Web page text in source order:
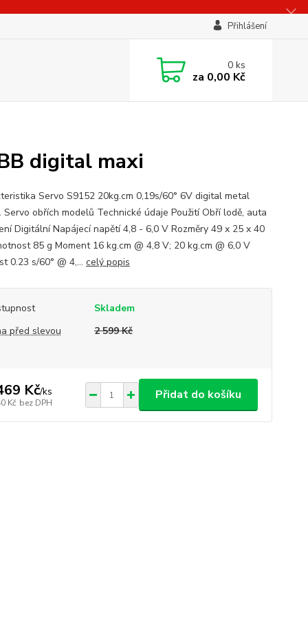
Přihlášení
0ks
za 0,00 Kč
digital maxi
Servo S9152 20kg.cm 0,19s/60° 6V digital metal
Servo obřích modelů Technické údaje Použití Obří lodě, auta
Digitální Napájecí napětí 4,8 - 6,0 V Rozměry 49 x 25 x 40
85 g Moment 16 kg.cm @ 4,8 V; 20 kg.cm @ 6,0 V
0.23 s/60° @ 4,... celý popis
Skladem
před slevou
2 599 Kč
Kč/ks
Kč bez DPH
Přidat do košíku